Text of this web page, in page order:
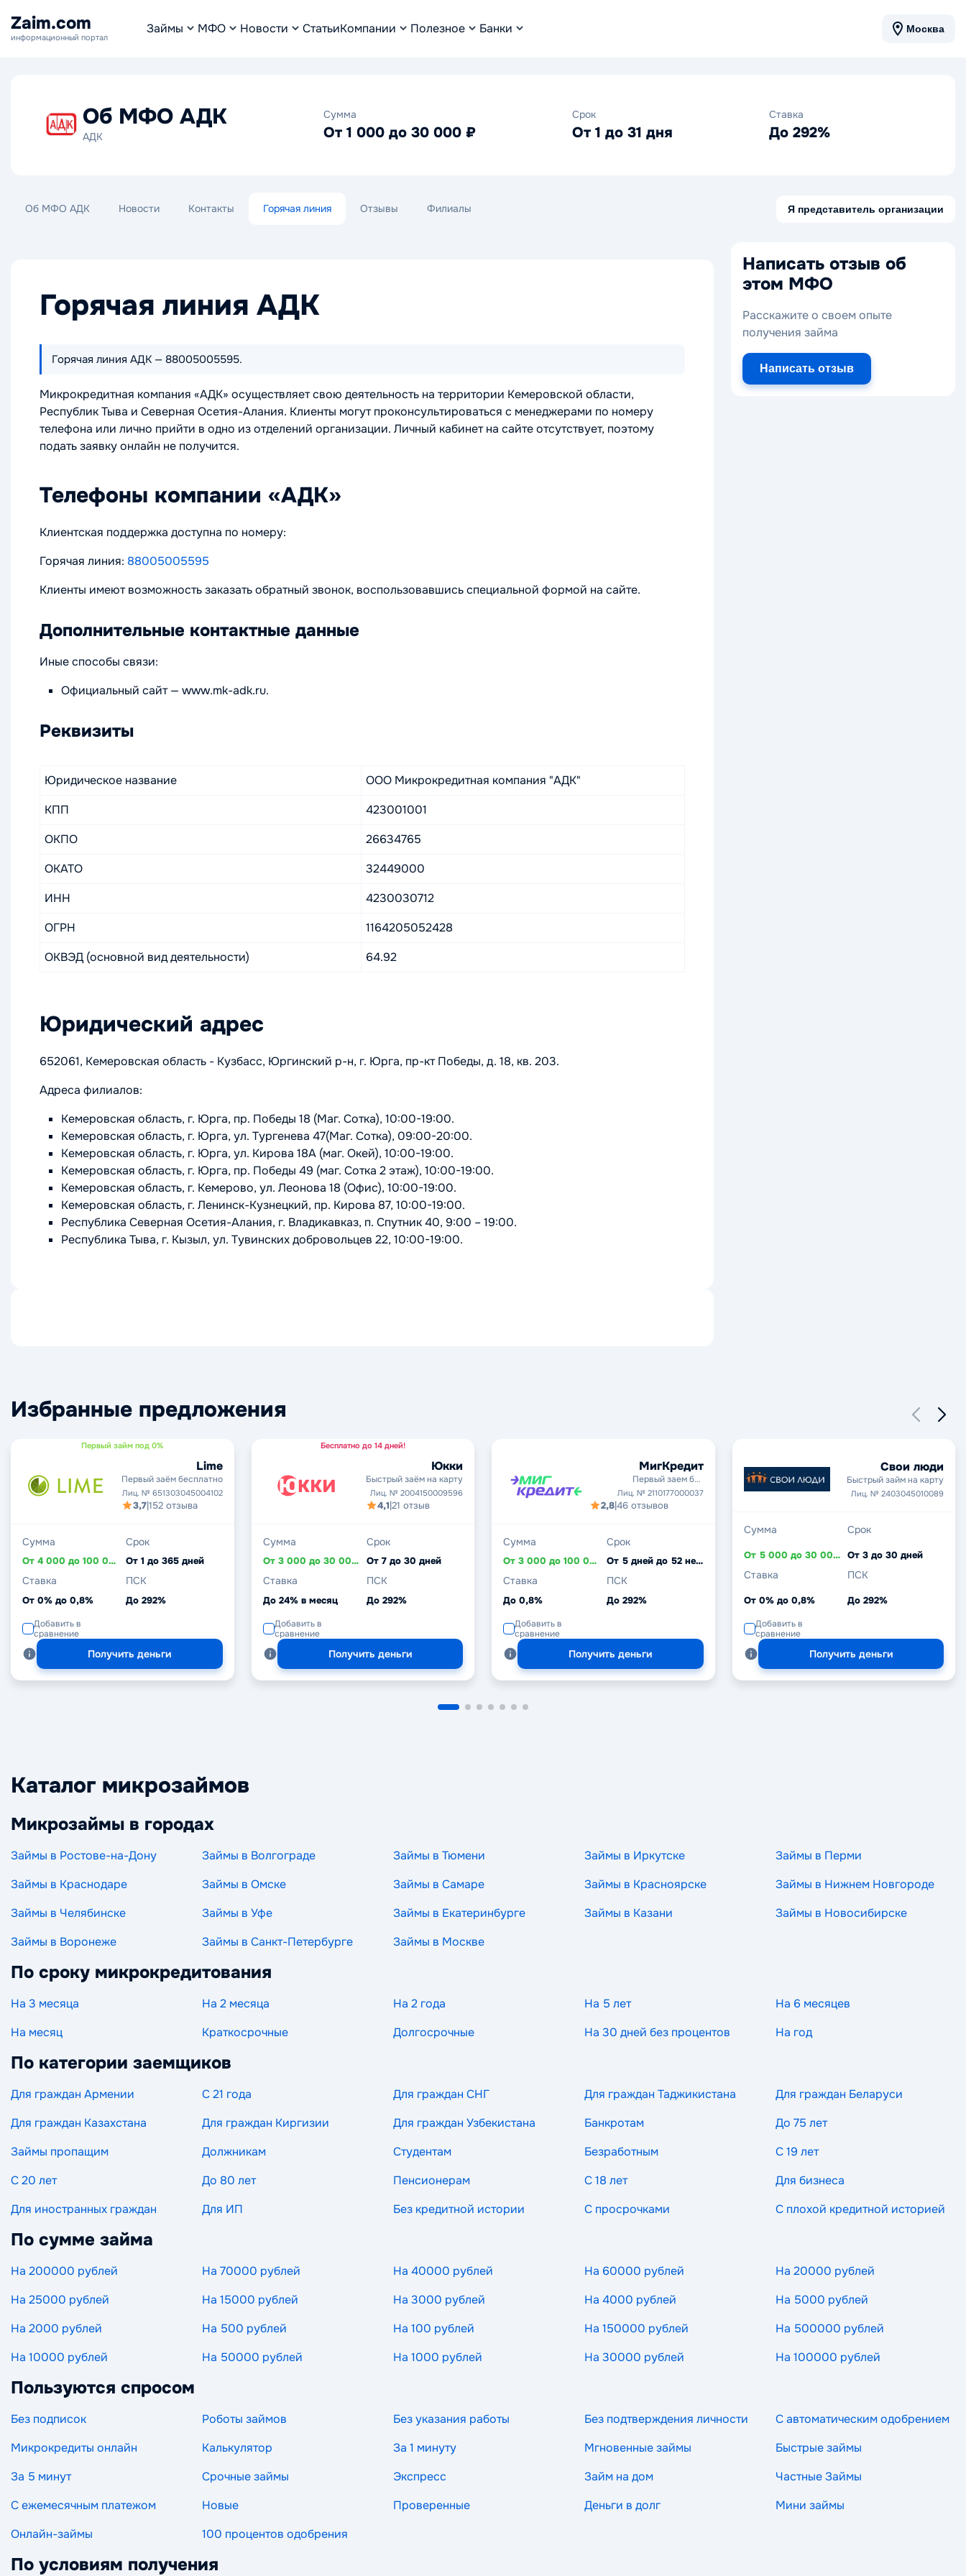
Zaim.com
информационный портал
Займы МФО Новости СтатьиКомпании Полезное Банки Москва
Об МФО АДК
АДК
Сумма
От 1 000 до 30 000 ₽
Срок
От 1 до 31 дня
Ставка
До 292%
Об МФО АДК Новости Контакты Горячая линия Отзывы Филиалы Я представитель организации
Горячая линия АДК
Горячая линия АДК — 88005005595.
Микрокредитная компания «АДК» осуществляет свою деятельность на территории Кемеровской области,
Республик Тыва и Северная Осетия-Алания. Клиенты могут проконсультироваться с менеджерами по номеру
телефона или лично прийти в одно из отделений организации. Личный кабинет на сайте отсутствует, поэтому
подать заявку онлайн не получится.
Телефоны компании «АДК»
Клиентская поддержка доступна по номеру:
Горячая линия: 88005005595
Клиенты имеют возможность заказать обратный звонок, воспользовавшись специальной формой на сайте.
Дополнительные контактные данные
Иные способы связи:
Официальный сайт — www.mk-adk.ru.
Реквизиты
Юридическое название
ООО Микрокредитная компания "АДК"
КПП
423001001
ОКПО
26634765
ОКАТО
32449000
ИНН
4230030712
ОГРН
1164205052428
ОКВЭД (основной вид деятельности)
64.92
Юридический адрес
652061, Кемеровская область - Кузбасс, Юргинский р-н, г. Юрга, пр-кт Победы, д. 18, кв. 203.
Адреса филиалов:
Кемеровская область, г. Юрга, пр. Победы 18 (Маг. Сотка), 10:00-19:00.
Кемеровская область, г. Юрга, ул. Тургенева 47(Маг. Сотка), 09:00-20:00.
Кемеровская область, г. Юрга, ул. Кирова 18А (маг. Окей), 10:00-19:00.
Кемеровская область, г. Юрга, пр. Победы 49 (маг. Сотка 2 этаж), 10:00-19:00.
Кемеровская область, г. Кемерово, ул. Леонова 18 (Офис), 10:00-19:00.
Кемеровская область, г. Ленинск-Кузнецкий, пр. Кирова 87, 10:00-19:00.
Республика Северная Осетия-Алания, г. Владикавказ, п. Спутник 40, 9:00 – 19:00.
Республика Тыва, г. Кызыл, ул. Тувинских добровольцев 22, 10:00-19:00.
Написать отзыв об
этом МФО
Расскажите о своем опыте
получения займа
Написать отзыв
Избранные предложения
Первый займ под 0%
Lime
Первый заём бесплатно
Лиц. № 651303045004102
3,7|152 отзыва
Сумма
От 4 000 до 100 000 ₽
Срок
От 1 до 365 дней
Ставка
От 0% до 0,8%
ПСК
До 292%
Добавить в
сравнение
Получить деньги
Бесплатно до 14 дней!
Юкки
Быстрый заём на карту
Лиц. № 2004150009596
4,1|21 отзыв
Сумма
От 3 000 до 30 000 ₽
Срок
От 7 до 30 дней
Ставка
До 24% в месяц
ПСК
До 292%
Добавить в
сравнение
Получить деньги
МигКредит
Первый заем без
процентов
Лиц. № 2110177000037
2,8|46 отзывов
Сумма
От 3 000 до 100 000 ₽
Срок
От 5 дней до 52 недель
Ставка
До 0,8%
ПСК
До 292%
Добавить в
сравнение
Получить деньги
Свои люди
Быстрый займ на карту
Лиц. № 2403045010089
Сумма
От 5 000 до 30 000 ₽
Срок
От 3 до 30 дней
Ставка
От 0% до 0,8%
ПСК
До 292%
Добавить в
сравнение
Получить деньги
Каталог микрозаймов
Микрозаймы в городах
Займы в Ростове-на-Дону Займы в Волгограде Займы в Тюмени Займы в Иркутске
Займы в Перми
Займы в Краснодаре
Займы в Омске Займы в Самаре Займы в Красноярске
Займы в Нижнем Новгороде
Займы в Челябинске
Займы в Уфе Займы в Екатеринбурге Займы в Казани
Займы в Новосибирске
Займы в Воронеже
Займы в Санкт-Петербурге Займы в Москве
По сроку микрокредитования
На 3 месяца На 2 месяца На 2 года На 5 лет
На 6 месяцев
На месяц
Краткосрочные Долгосрочные На 30 дней без процентов На год
По категории заемщиков
Для граждан Армении С 21 года Для граждан СНГ Для граждан Таджикистана
Для граждан Беларуси
Для граждан Казахстана
Для граждан Киргизии Для граждан Узбекистана Банкротам
До 75 лет
Займы пропащим
Должникам Студентам Безработным
С 19 лет
С 20 лет
До 80 лет Пенсионерам С 18 лет
Для бизнеса
Для иностранных граждан
Для ИП Без кредитной истории С просрочками С плохой кредитной историей
По сумме займа
На 200000 рублей На 70000 рублей На 40000 рублей На 60000 рублей
На 20000 рублей
На 25000 рублей
На 15000 рублей На 3000 рублей На 4000 рублей
На 5000 рублей
На 2000 рублей
На 500 рублей На 100 рублей На 150000 рублей
На 500000 рублей
На 10000 рублей
На 50000 рублей На 1000 рублей На 30000 рублей На 100000 рублей
Пользуются спросом
Без подписок Роботы займов Без указания работы Без подтверждения личности
С автоматическим одобрением
Микрокредиты онлайн
Калькулятор За 1 минуту Мгновенные займы
Быстрые займы
За 5 минут
Срочные займы Экспресс Займ на дом
Частные Займы
С ежемесячным платежом
Новые Проверенные Деньги в долг
Мини займы
Онлайн-займы
100 процентов одобрения
По условиям получения